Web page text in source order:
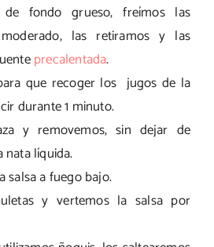
de fondo grueso, freímos las
las retiramos y las
precalentada.
que recoger los jugos de la
durante 1 minuto.
y removemos, sin dejar de
nata líquida.
salsa a fuego bajo.
y vertemos la salsa por